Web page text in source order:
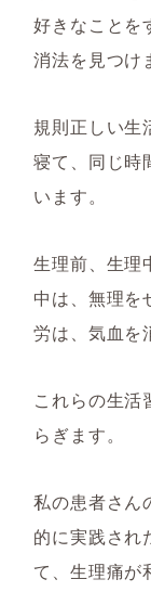
好きなことを
消法を見つけ
規則正しい
寝て、同じ時
います。
生理前、生
中は、無理を
労は、気血を
これらの生活
らぎます。
私の患者さん
的に実践され
て、生理痛が